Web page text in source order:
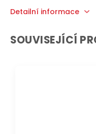
Detailní informace
SOUVISEJÍCÍ